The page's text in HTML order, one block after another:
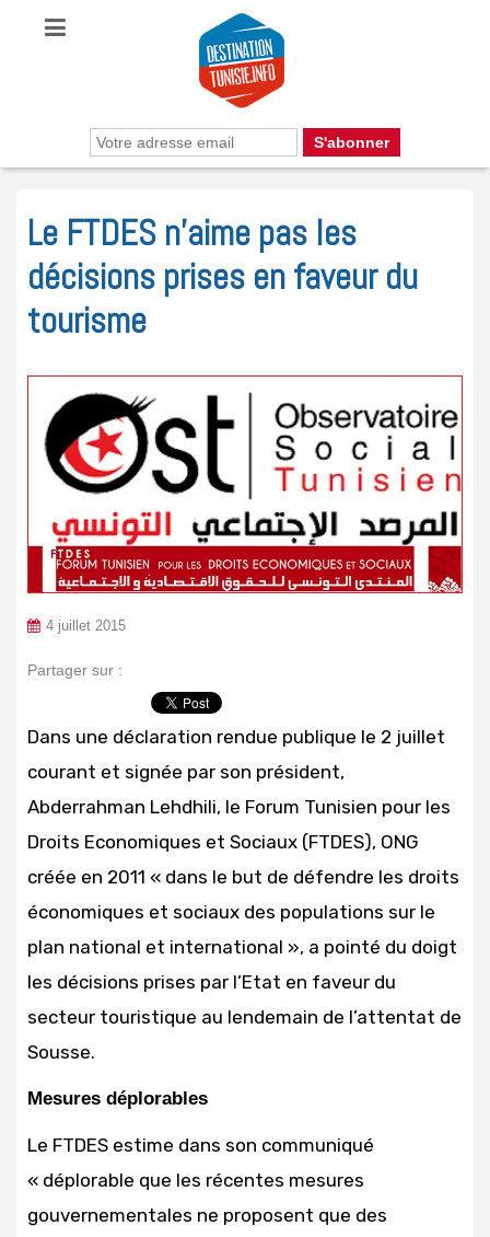
Le FTDES n’aime pas les
décisions prises en faveur du
tourisme
4 juillet 2015
Partager sur :
Dans une déclaration rendue publique le 2 juillet
courant et signée par son président,
Abderrahman Lehdhili, le Forum Tunisien pour les
Droits Economiques et Sociaux (FTDES), ONG
créée en 2011 « dans le but de défendre les droits
économiques et sociaux des populations sur le
plan national et international », a pointé du doigt
les décisions prises par l’Etat en faveur du
secteur touristique au lendemain de l’attentat de
Sousse.
Mesures déplorables
Le FTDES estime dans son communiqué
« déplorable que les récentes mesures
gouvernementales ne proposent que des